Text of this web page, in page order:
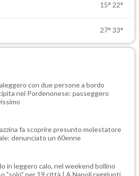
15° 22°
27° 33°
con due persone a bordo
nel Pordenonese: passeggero
fa scoprire presunto molestatore
denunciato un 60enne
in leggero calo, nel weekend bollino
"solo" per 19 città | A Napoli raggiunti